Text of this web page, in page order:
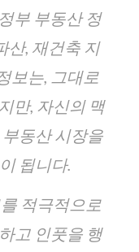
부 부동산 정
산, 재건축 지
보는, 그대로
만, 자신의 맥
동산 시장을
됩니다.
적극적으로
고 인풋을 행